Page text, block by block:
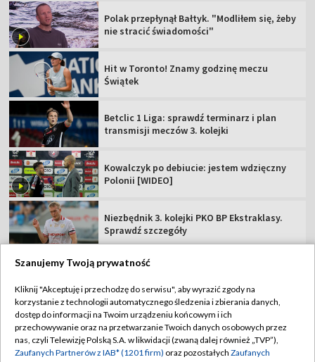
Polak przepłynął Bałtyk. "Modliłem się, żeby
nie stracić świadomości"
Hit w Toronto! Znamy godzinę meczu
Świątek
Betclic 1 Liga: sprawdź terminarz i plan
transmisji meczów 3. kolejki
Kowalczyk po debiucie: jestem wdzięczny
Polonii [WIDEO]
Niezbędnik 3. kolejki PKO BP Ekstraklasy.
Sprawdź szczegóły
TVP
Abonament TVP
Sklep TVP
Regulamin TVP
Polityka prywatności
Szanujemy Twoją prywatność
Kliknij "Akceptuję i przechodzę do serwisu", aby wyrazić zgody na
korzystanie z technologii automatycznego śledzenia i zbierania danych,
dostęp do informacji na Twoim urządzeniu końcowym i ich
przechowywanie oraz na przetwarzanie Twoich danych osobowych przez
nas, czyli Telewizję Polską S.A. w likwidacji (zwaną dalej również „TVP”),
Zaufanych Partnerów z IAB* (1201 firm) oraz pozostałych Zaufanych